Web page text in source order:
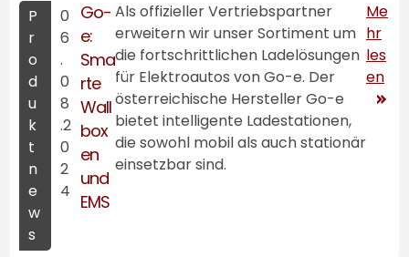
P
r
o
d
u
k
t
n
e
w
s
0
6
.
0
8
.2
0
2
4
Go-
e:
Sma
rte
Wall
box
en
und
EMS
Als offizieller Vertriebspartner
erweitern wir unser Sortiment um
die fortschrittlichen Ladelösungen
für Elektroautos von Go-e. Der
österreichische Hersteller Go-e
bietet intelligente Ladestationen,
die sowohl mobil als auch stationär
einsetzbar sind.
Me
hr
les
en